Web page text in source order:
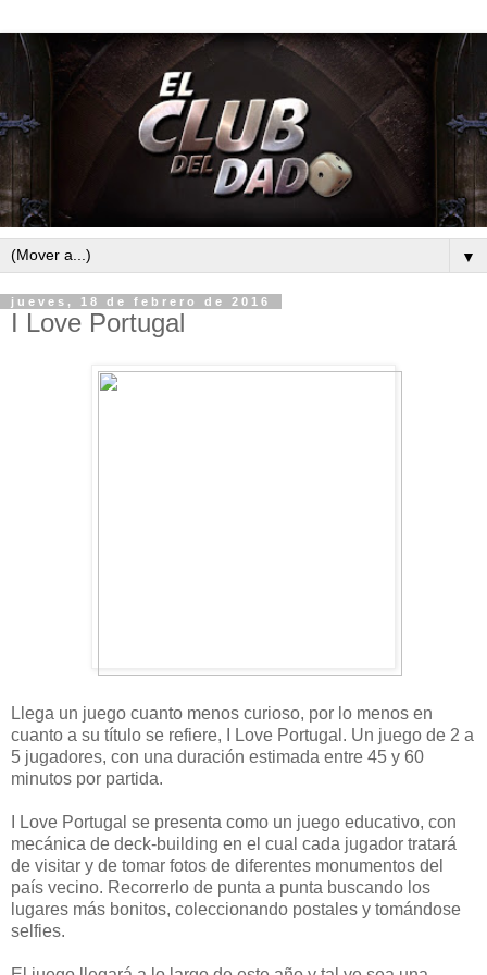
▼
jueves, 18 de febrero de 2016
I Love Portugal
Llega un juego cuanto menos curioso, por lo menos en
cuanto a su título se refiere, I Love Portugal. Un juego de 2 a
5 jugadores, con una duración estimada entre 45 y 60
minutos por partida.
I Love Portugal se presenta como un juego educativo, con
mecánica de deck-building en el cual cada jugador tratará
de visitar y de tomar fotos de diferentes monumentos del
país vecino. Recorrerlo de punta a punta buscando los
lugares más bonitos, coleccionando postales y tomándose
selfies.